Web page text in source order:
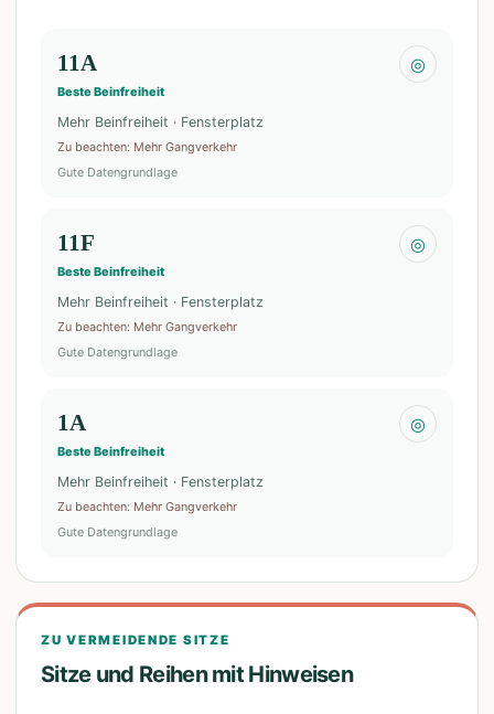
11A
Beste Beinfreiheit
◎
Mehr Beinfreiheit · Fensterplatz
Zu beachten: Mehr Gangverkehr
Gute Datengrundlage
11F
Beste Beinfreiheit
◎
Mehr Beinfreiheit · Fensterplatz
Zu beachten: Mehr Gangverkehr
Gute Datengrundlage
1A
Beste Beinfreiheit
◎
Mehr Beinfreiheit · Fensterplatz
Zu beachten: Mehr Gangverkehr
Gute Datengrundlage
ZU VERMEIDENDE SITZE
Sitze und Reihen mit Hinweisen